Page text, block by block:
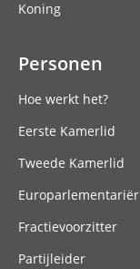
Koning
Personen
Hoe werkt het?
Eerste Kamerlid
Tweede Kamerlid
Europarlementariër
Fractievoorzitter
Partijleider